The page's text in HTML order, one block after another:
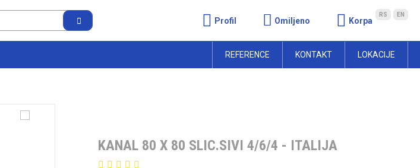
Profil Omiljeno Korpa
RS EN
REFERENCE KONTAKT LOKACIJE
KANAL 80 X 80 SLIC.SIVI 4/6/4 - ITALIJA